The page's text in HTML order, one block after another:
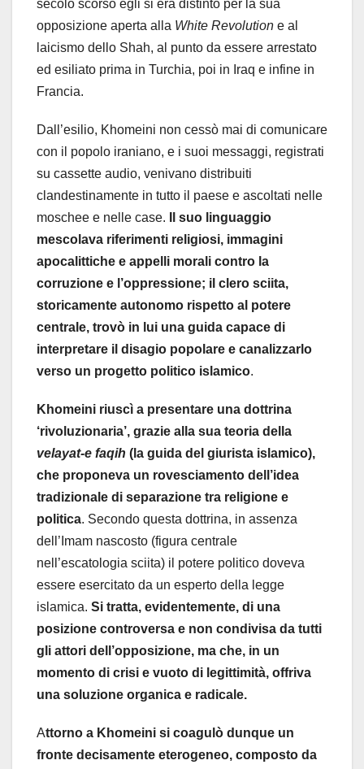
secolo scorso egli si era distinto per la sua
opposizione aperta alla White Revolution e al
laicismo dello Shah, al punto da essere arrestato
ed esiliato prima in Turchia, poi in Iraq e infine in
Francia.
Dall’esilio, Khomeini non cessò mai di comunicare
con il popolo iraniano, e i suoi messaggi, registrati
su cassette audio, venivano distribuiti
clandestinamente in tutto il paese e ascoltati nelle
moschee e nelle case. Il suo linguaggio
mescolava riferimenti religiosi, immagini
apocalittiche e appelli morali contro la
corruzione e l’oppressione; il clero sciita,
storicamente autonomo rispetto al potere
centrale, trovò in lui una guida capace di
interpretare il disagio popolare e canalizzarlo
verso un progetto politico islamico.
Khomeini riuscì a presentare una dottrina
‘rivoluzionaria’, grazie alla sua teoria della
velayat-e faqih (la guida del giurista islamico),
che proponeva un rovesciamento dell’idea
tradizionale di separazione tra religione e
politica. Secondo questa dottrina, in assenza
dell’Imam nascosto (figura centrale
nell’escatologia sciita) il potere politico doveva
essere esercitato da un esperto della legge
islamica. Si tratta, evidentemente, di una
posizione controversa e non condivisa da tutti
gli attori dell’opposizione, ma che, in un
momento di crisi e vuoto di legittimità, offriva
una soluzione organica e radicale.
Attorno a Khomeini si coagulò dunque un
fronte decisamente eterogeneo, composto da